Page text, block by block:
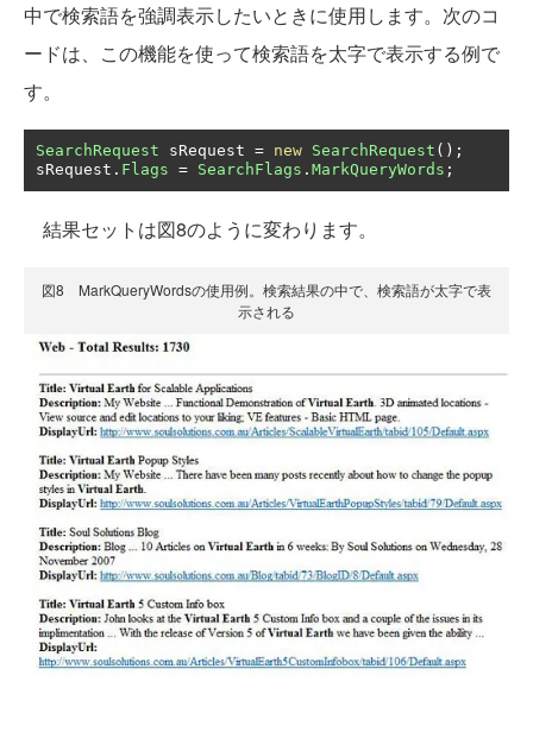
中で検索語を強調表示したいときに使用します。次のコ
ードは、この機能を使って検索語を太字で表示する例で
す。
SearchRequest sRequest = new SearchRequest ();
sRequest . Flags = SearchFlags . MarkQueryWords ;
結果セットは図8のように変わります。
図8 MarkQueryWordsの使用例。検索結果の中で、検索語が太字で表
示される